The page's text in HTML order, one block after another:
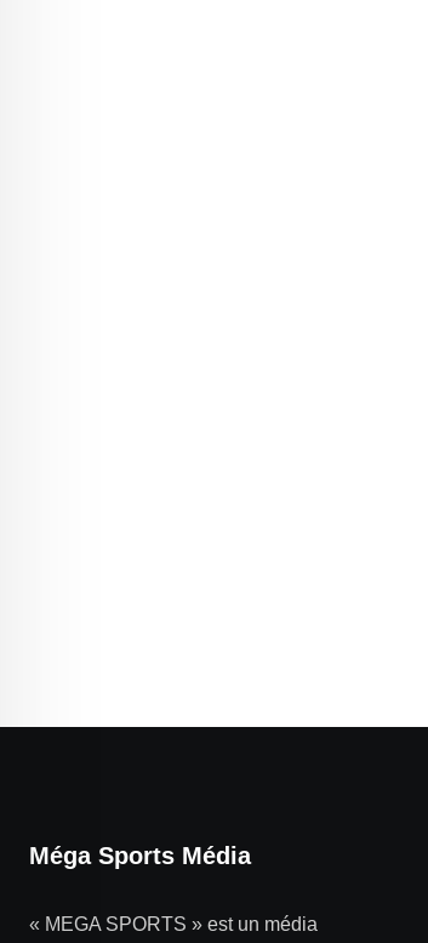
Méga Sports Média
« MEGA SPORTS » est un média